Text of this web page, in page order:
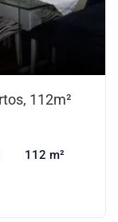
112m²
112 m²